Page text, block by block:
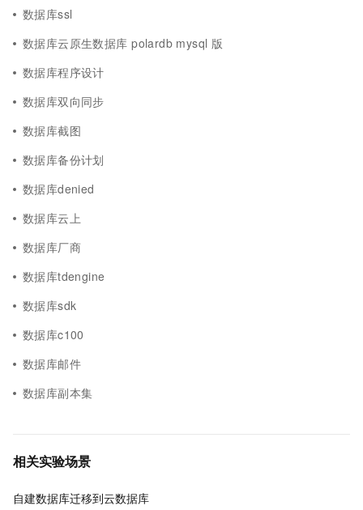
数据库ssl
数据库云原生数据库 polardb mysql 版
数据库程序设计
数据库双向同步
数据库截图
数据库备份计划
数据库denied
数据库云上
数据库厂商
数据库tdengine
数据库sdk
数据库c100
数据库邮件
数据库副本集
相关实验场景
自建数据库迁移到云数据库